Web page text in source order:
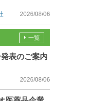
2026/08/06
表のご案内
2026/08/06
一覧